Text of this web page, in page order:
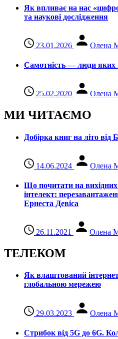
Як впливає на нас
та наукові дослідження
23.01.2026 Олена
Самотність — люди яких
25.02.2020 Олена
МИ ЧИТАЄМО
Добірка книг на літо від
14.06.2024 Олена
Що почитати на
інтелект:
Ернеста Девіса
26.11.2021 Олена
ТЕЛЕКОМ
Як влаштований
глобальною мережею
29.03.2023 Олена
Стрибок від 5G до 6G.